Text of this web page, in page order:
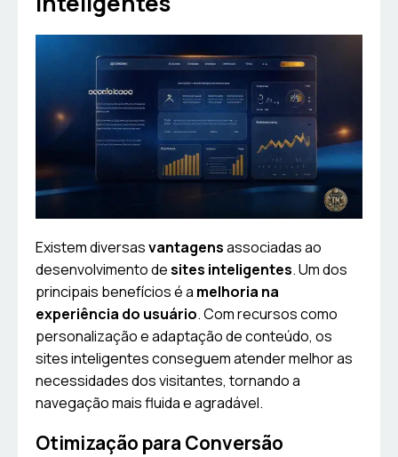
Existem diversasvantagensassociadas ao
desenvolvimento desites inteligentes. Um dos
principais benefícios é a melhoria na
experiência do usuário. Com recursos como
personalização e adaptação de conteúdo, os
sites inteligentes conseguem atender melhor as
necessidades dos visitantes, tornando a
navegação mais fluida e agradável.
Otimização para Conversão